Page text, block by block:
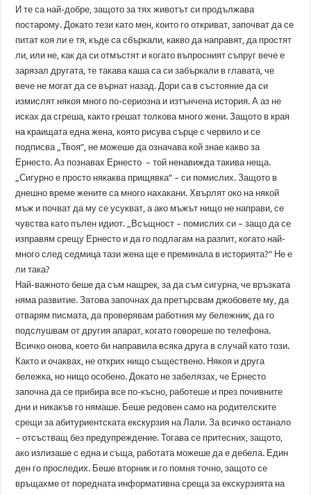
И те са най-добре, защото за тях животът си продължава
постарому. Докато тези като мен, които го откриват, започват да се
питат коя ли е тя, къде са сбъркали, какво да направят, да простят
ли, или не, как да си отмъстят и когато въпросният съпруг вече е
зарязал другата, те такава каша са си забъркали в главата, че
вече не могат да се върнат назад. Дори са в състояние да си
измислят някоя много по-сериозна и изтънчена история. А аз не
исках да сгреша, както грешат толкова много жени. Защото в края
на краищата една жена, която рисува сърце с червило и се
подписва „Твоя“, не можеше да означава кой знае какво за
Ернесто. Аз познавах Ернесто – той ненавижда такива неща.
„Сигурно е просто някаква прищявка“ – си помислих. Защото в
днешно време жените са много нахакани. Хвърлят око на някой
мъж и почват да му се усукват, а ако мъжът нищо не направи, се
чувства като пълен идиот. „Всъщност – помислих си – защо да се
изправям срещу Ернесто и да го подлагам на разпит, когато най-
много след седмица тази жена ще е преминала в историята?“ Не е
ли така?
Най-важното беше да съм нащрек, за да съм сигурна, че връзката
няма развитие. Затова започнах да претърсвам джобовете му, да
отварям писмата, да проверявам работния му бележник, да го
подслушвам от другия апарат, когато говореше по телефона.
Всичко онова, което би направила всяка друга в случай като този.
Както и очаквах, не открих нищо съществено. Някоя и друга
бележка, но нищо особено. Докато не забелязах, че Ернесто
започна да се прибира все по-късно, работеше и през почивните
дни и никакъв го нямаше. Беше редовен само на родителските
срещи за абитуриентската екскурзия на Лали. За всичко останало
– отсъстващ без предупреждение. Тогава се притесних, защото,
ако излизаше с една и съща, работата можеше да е дебела. Един
ден го проследих. Беше вторник и го помня точно, защото се
връщахме от поредната информативна среща за екскурзията на